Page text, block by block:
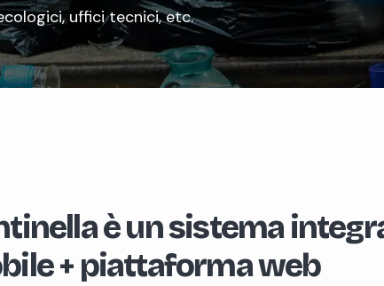
uffici tecnici, etc.
è un sistema
+ piattaforma web